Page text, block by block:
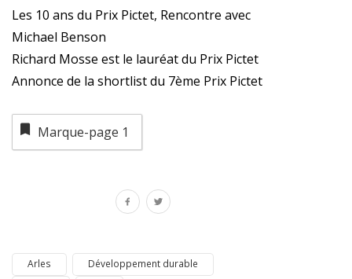
Les 10 ans du Prix Pictet, Rencontre avec
Michael Benson
Richard Mosse est le lauréat du Prix Pictet
Annonce de la shortlist du 7ème Prix Pictet
Marque-page 1
Arles
Développement durable